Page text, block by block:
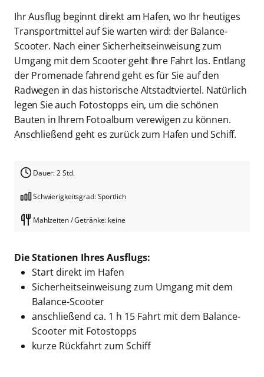
Ihr Ausflug beginnt direkt am Hafen, wo Ihr heutiges
Transportmittel auf Sie warten wird: der Balance-
Scooter. Nach einer Sicherheitseinweisung zum
Umgang mit dem Scooter geht Ihre Fahrt los. Entlang
der Promenade fahrend geht es für Sie auf den
Radwegen in das historische Altstadtviertel. Natürlich
legen Sie auch Fotostopps ein, um die schönen
Bauten in Ihrem Fotoalbum verewigen zu können.
Anschließend geht es zurück zum Hafen und Schiff.
Dauer: 2 Std.
Schwierigkeitsgrad: Sportlich
Mahlzeiten / Getränke: keine
Die Stationen Ihres Ausflugs:
Start direkt im Hafen
Sicherheitseinweisung zum Umgang mit dem
Balance-Scooter
anschließend ca. 1 h 15 Fahrt mit dem Balance-
Scooter mit Fotostopps
kurze Rückfahrt zum Schiff